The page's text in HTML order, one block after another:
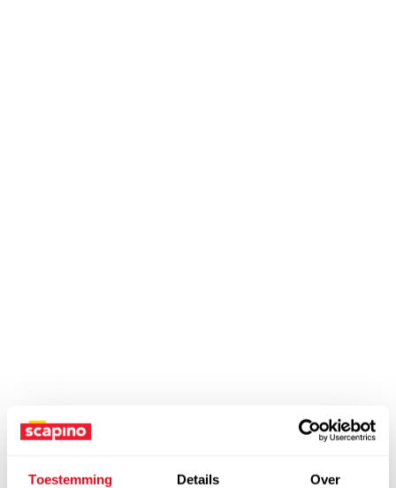
Toestemming Details Over